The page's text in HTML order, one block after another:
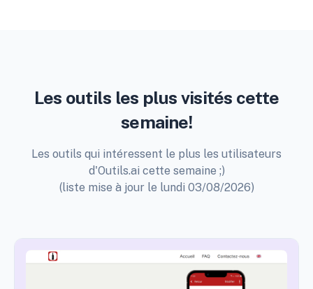
Les outils les plus visités cette
semaine!
Les outils qui intéressent le plus les utilisateurs
d'Outils.ai cette semaine ;)
(liste mise à jour le lundi 03/08/2026)